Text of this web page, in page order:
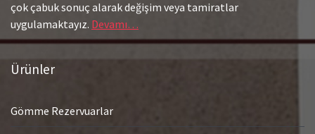
çok çabuk sonuç alarak değişim veya tamiratlar
uygulamaktayız. Devamı…
Ürünler
Gömme Rezervuarlar